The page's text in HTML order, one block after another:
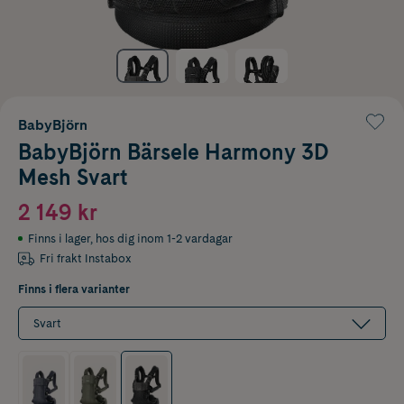
BabyBjörn
BabyBjörn Bärsele Harmony 3D
Mesh Svart
2 149 kr
Finns i lager, hos dig inom 1-2 vardagar
Fri frakt Instabox
Finns i flera varianter
Svart